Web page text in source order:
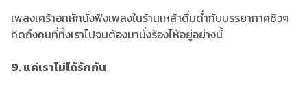
เพลงเศร้าอกหักนั่งฟังเพลงในร้านเหล้าดื่มด่ำกับบรรยากาศชิวๆ
คิดถึงคนที่ทิ้งเราไปจนต้องมานั่งร้องไห้อยู่อย่างนี้
9. แค่เราไม่ได้รักกัน